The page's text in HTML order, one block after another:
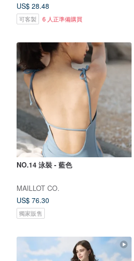
US$ 28.48
可客製 6 人正準備購買
NO.14 泳裝 - 藍色
MAILLOT CO.
US$ 76.30
獨家販售